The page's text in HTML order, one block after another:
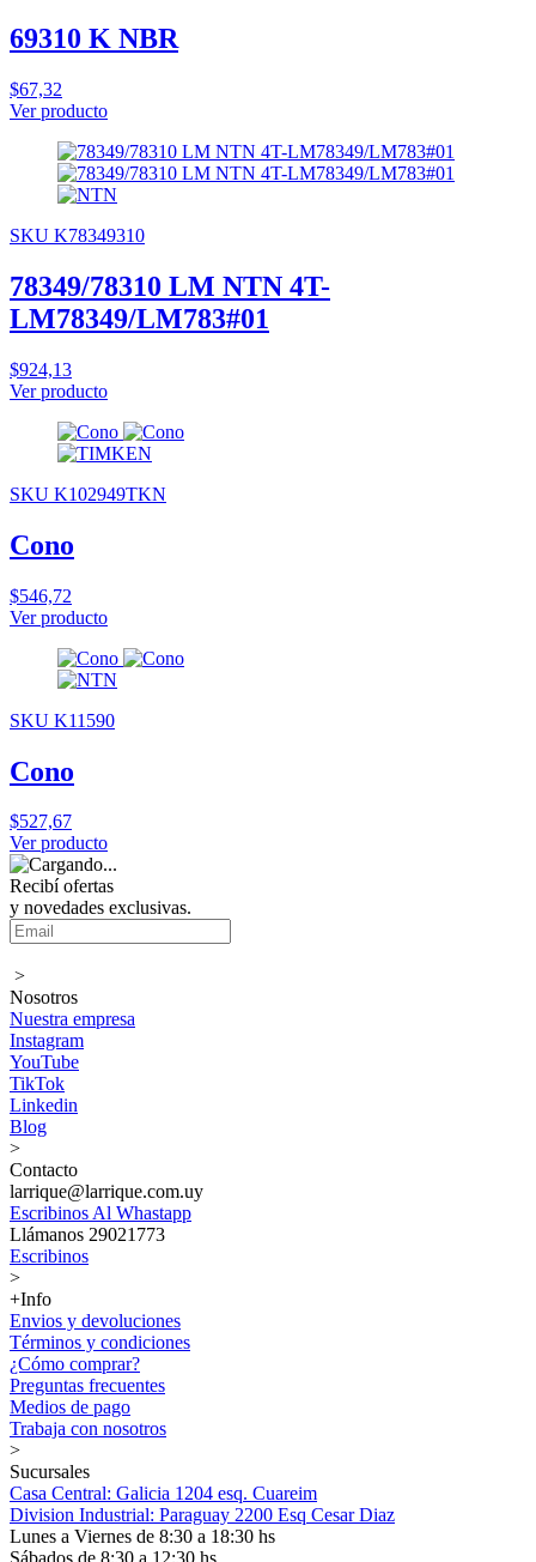
69310 K NBR
$67,32
Ver producto
SKU K78349310
78349/78310 LM NTN 4T-
LM78349/LM783#01
$924,13
Ver producto
SKU K102949TKN
Cono
$546,72
Ver producto
SKU K11590
Cono
$527,67
Ver producto
Recibí ofertas
y novedades exclusivas.
>
Nosotros
Nuestra empresa
Instagram
YouTube
TikTok
Linkedin
Blog
>
Contacto
larrique@larrique.com.uy
Escribinos Al Whastapp
Llámanos 29021773
Escribinos
>
+Info
Envios y devoluciones
Términos y condiciones
¿Cómo comprar?
Preguntas frecuentes
Medios de pago
Trabaja con nosotros
>
Sucursales
Casa Central: Galicia 1204 esq. Cuareim
Division Industrial: Paraguay 2200 Esq Cesar Diaz
Lunes a Viernes de 8:30 a 18:30 hs